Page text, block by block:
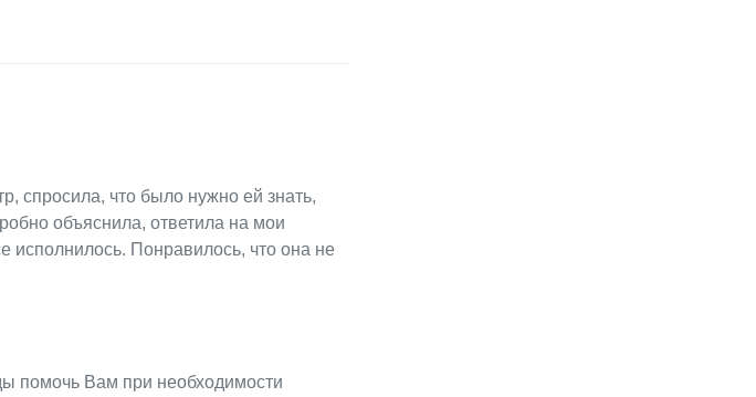
спросила, что было нужно ей знать,
объяснила, ответила на мои
Понравилось, что она не
помочь Вам при необходимости